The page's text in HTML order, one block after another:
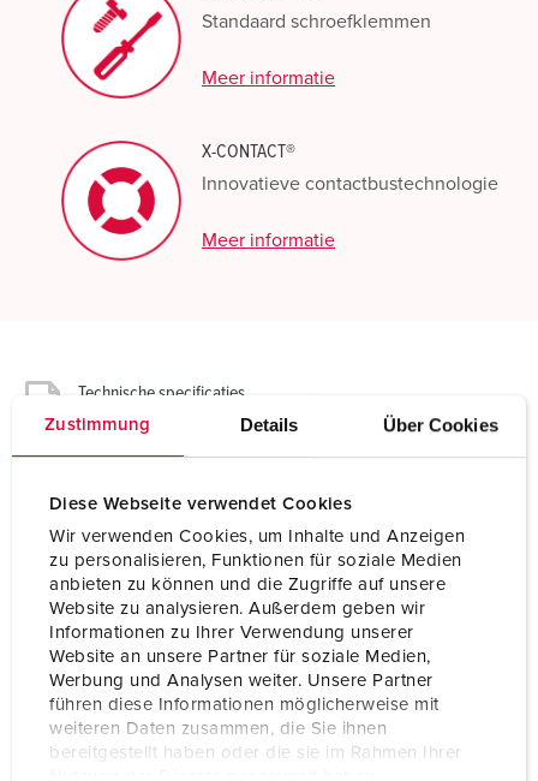
Zustimmung Details Über Cookies
Diese Webseite verwendet Cookies
Wir verwenden Cookies, um Inhalte und Anzeigen
zu personalisieren, Funktionen für soziale Medien
anbieten zu können und die Zugriffe auf unsere
Website zu analysieren. Außerdem geben wir
Informationen zu Ihrer Verwendung unserer
Website an unsere Partner für soziale Medien,
Werbung und Analysen weiter. Unsere Partner
führen diese Informationen möglicherweise mit
weiteren Daten zusammen, die Sie ihnen
bereitgestellt haben oder die sie im Rahmen Ihrer
Standaard schroefklemmen
Meer informatie
X-CONTACT®
Innovatieve contactbustechnologie
Meer informatie
Technische specificaties
Wandcontactdoos DUOi 5613411G
Voltage 440-460 V
Uurstand 11 h
Hertz 60 Hz
Aansluittechniek schroefklemmen